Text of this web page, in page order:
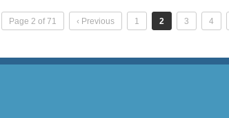
Page 2 of 71 ‹ Previous 1 2 3 4